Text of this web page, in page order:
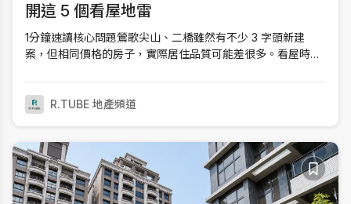
開這 5 個看屋地雷
1分鐘速讀核心問題鶯歌尖山、二橋雖然有不少 3 字頭新建
案，但相同價格的房子，實際居住品質可能差很多。看屋時真
讀圖面；新成屋能直接確認採光、棟距與噪音。離三鶯線車站
R.TUBE 地產頻道